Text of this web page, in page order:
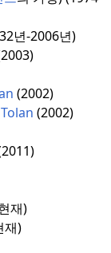
년-2006년)
(2002)
Tolan (2002)
재)
재)